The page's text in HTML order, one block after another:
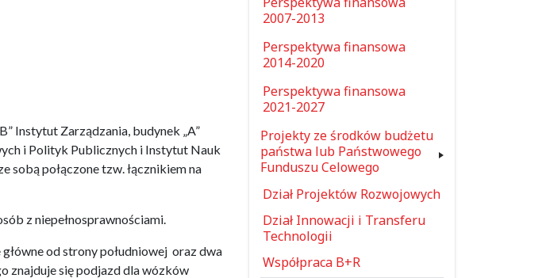
Instytut Zarządzania, budynek „A”
i Polityk Publicznych i Instytut Nauk
sobą połączone tzw. łącznikiem na
z niepełnosprawnościami.
od strony południowej oraz dwa
znajduje się podjazd dla wózków
2007-2013
Perspektywa finansowa
2014-2020
Perspektywa finansowa
2021-2027
Projekty ze środków budżetu
państwa lub Państwowego
Funduszu Celowego
Dział Projektów Rozwojowych
Dział Innowacji i Transferu
Technologii
Współpraca B+R